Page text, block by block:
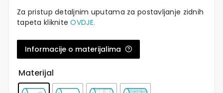
Za pristup detaljnim uputama za postavljanje zidnih
tapeta klikniteOVDJE.
Informacije o materijalima
Materijal